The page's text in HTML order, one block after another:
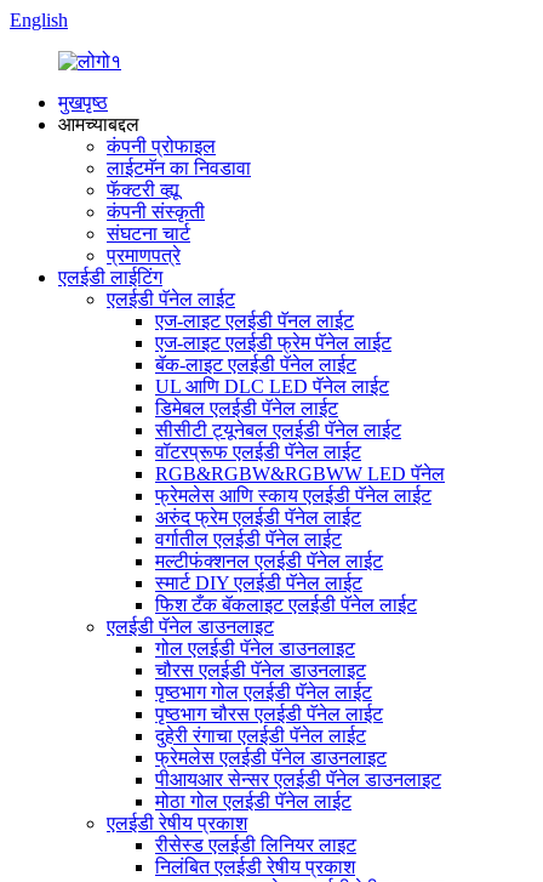
English
मुखपृष्ठ
आमच्याबद्दल
कंपनी प्रोफाइल
लाईटमॅन का निवडावा
फॅक्टरी व्ह्यू
कंपनी संस्कृती
संघटना चार्ट
प्रमाणपत्रे
एलईडी लाईटिंग
एलईडी पॅनेल लाईट
एज-लाइट एलईडी पॅनल लाईट
एज-लाइट एलईडी फ्रेम पॅनेल लाईट
बॅक-लाइट एलईडी पॅनेल लाईट
UL आणि DLC LED पॅनेल लाईट
डिमेबल एलईडी पॅनेल लाईट
सीसीटी ट्यूनेबल एलईडी पॅनेल लाईट
वॉटरप्रूफ एलईडी पॅनेल लाईट
RGB&RGBW&RGBWW LED पॅनेल
फ्रेमलेस आणि स्काय एलईडी पॅनेल लाईट
अरुंद फ्रेम एलईडी पॅनेल लाईट
वर्गातील एलईडी पॅनेल लाईट
मल्टीफंक्शनल एलईडी पॅनेल लाईट
स्मार्ट DIY एलईडी पॅनेल लाईट
फिश टँक बॅकलाइट एलईडी पॅनेल लाईट
एलईडी पॅनेल डाउनलाइट
गोल एलईडी पॅनेल डाउनलाइट
चौरस एलईडी पॅनेल डाउनलाइट
पृष्ठभाग गोल एलईडी पॅनेल लाईट
पृष्ठभाग चौरस एलईडी पॅनेल लाईट
दुहेरी रंगाचा एलईडी पॅनेल लाईट
फ्रेमलेस एलईडी पॅनेल डाउनलाइट
पीआयआर सेन्सर एलईडी पॅनेल डाउनलाइट
मोठा गोल एलईडी पॅनेल लाईट
एलईडी रेषीय प्रकाश
रीसेस्ड एलईडी लिनियर लाइट
निलंबित एलईडी रेषीय प्रकाश